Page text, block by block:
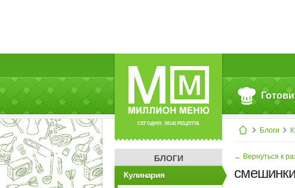
СЕГОДНЯ: 39142 РЕЦЕПТА
Блоги
БЛОГИ
Кулинария
← Вернуться к
смешинки